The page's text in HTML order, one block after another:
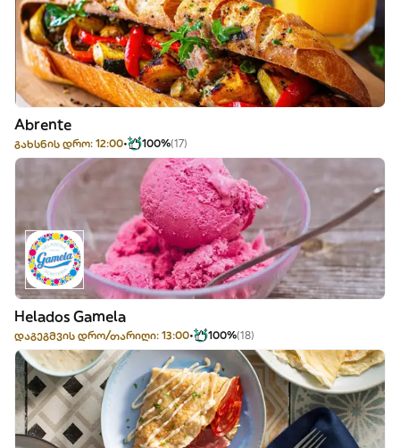
Abrente
გახსნის დრო: 12:00 100%(17)
Helados Gamela
დაგეგმვის დრო/თარიღი: 13:00 100%(18)